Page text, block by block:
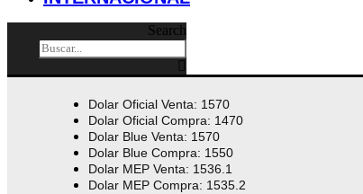
Search
Dolar Oficial Venta: 1570
Dolar Oficial Compra: 1470
Dolar Blue Venta: 1570
Dolar Blue Compra: 1550
Dolar MEP Venta: 1536.1
Dolar MEP Compra: 1535.2